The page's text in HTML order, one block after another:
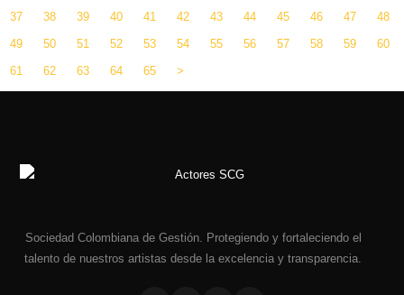
37
38 39 40 41 42 43 44 45 46 47
48
49
50 51 52 53 54 55 56 57 58 59
60
61
62 63 64 65 >
Sociedad Colombiana de Gestión. Protegiendo y fortaleciendo el
talento de nuestros artistas desde la excelencia y transparencia.